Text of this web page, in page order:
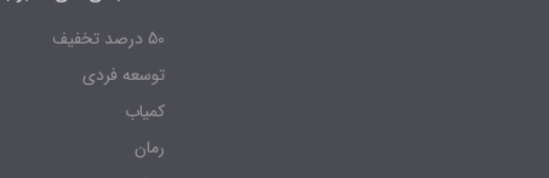
50 درصد تخفیف
توسعه فردی
کمیاب
رمان